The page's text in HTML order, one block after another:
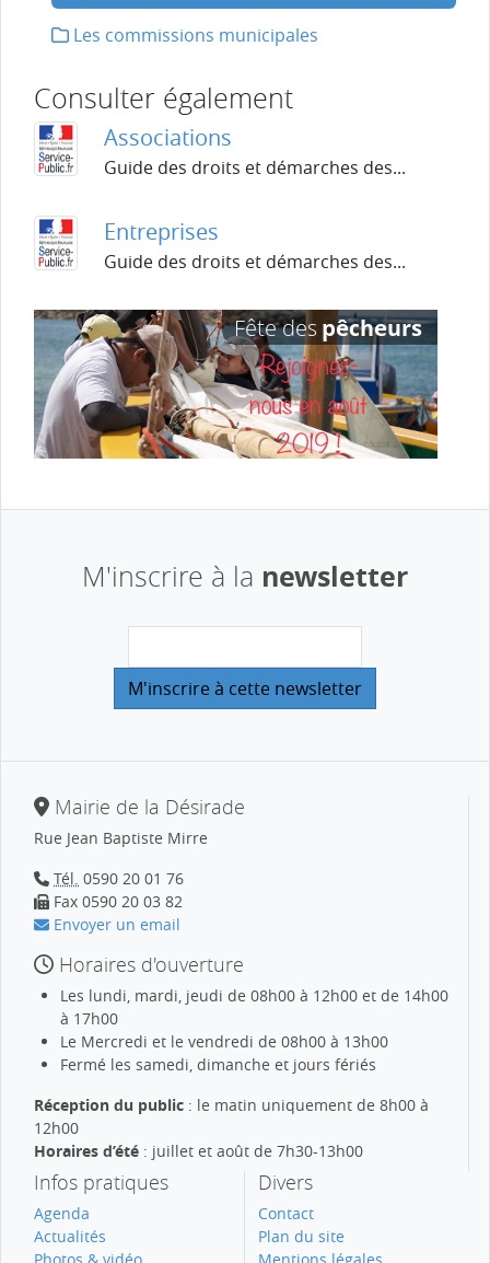
Les commissions municipales
Consulter également
Associations
Guide des droits et démarches des...
Entreprises
Guide des droits et démarches des...
M'inscrire à la newsletter
Mairie de la Désirade
Rue Jean Baptiste Mirre
Tél. 0590 20 01 76
Fax 0590 20 03 82
Envoyer un email
Horaires d'ouverture
Les lundi, mardi, jeudi de 08h00 à 12h00 et de 14h00
à 17h00
Le Mercredi et le vendredi de 08h00 à 13h00
Fermé les samedi, dimanche et jours fériés
Réception du public : le matin uniquement de 8h00 à
12h00
Horaires d’été : juillet et août de 7h30-13h00
Infos pratiques
Agenda
Actualités
Divers
Contact
Plan du site